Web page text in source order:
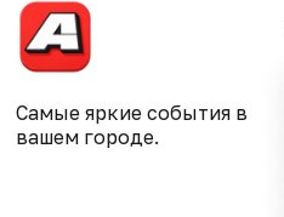
Самые яркие события в
вашем городе.